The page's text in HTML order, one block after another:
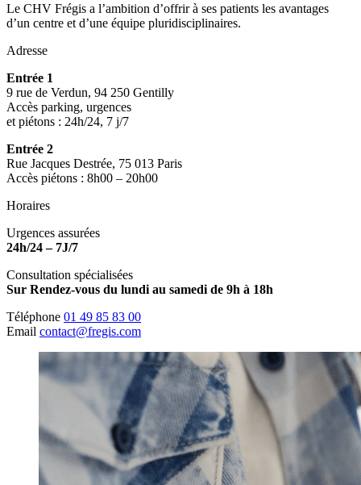
Le CHV Frégis a l’ambition d’offrir à ses patients les avantages
d’un centre et d’une équipe pluridisciplinaires.
Adresse
Entrée 1
9 rue de Verdun, 94 250 Gentilly
Accès parking, urgences
et piétons : 24h/24, 7 j/7
Entrée 2
Rue Jacques Destrée, 75 013 Paris
Accès piétons : 8h00 – 20h00
Horaires
Urgences assurées
24h/24 – 7J/7
Consultation spécialisées
Sur Rendez-vous du lundi au samedi de 9h à 18h
Téléphone 01 49 85 83 00
Email contact@fregis.com